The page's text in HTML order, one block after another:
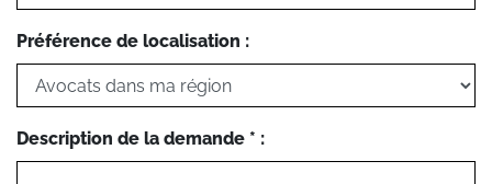
Préférence de localisation :
Description de la demande * :